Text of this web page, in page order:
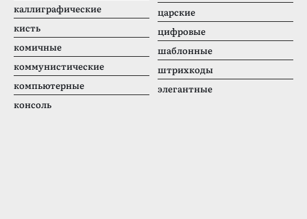
каллиграфические
кисть
комичные
коммунистические
компьютерные
консоль
царские
цифровые
шаблонные
штрихкоды
элегантные